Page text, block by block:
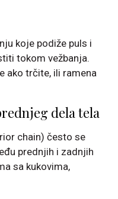
koje podiže puls i
tokom vežbanja.
ako trčite, ili ramena
dela tela
chain) često se
prednjih i zadnjih
sa kukovima,